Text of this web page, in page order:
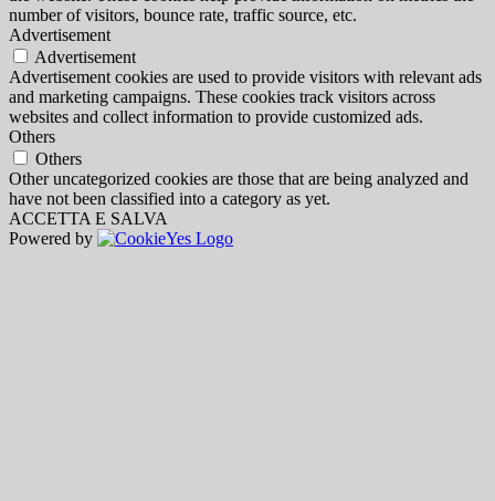
number of visitors, bounce rate, traffic source, etc.
Advertisement
Advertisement
Advertisement cookies are used to provide visitors with relevant ads
and marketing campaigns. These cookies track visitors across
websites and collect information to provide customized ads.
Others
Others
Other uncategorized cookies are those that are being analyzed and
have not been classified into a category as yet.
ACCETTA E SALVA
Powered by